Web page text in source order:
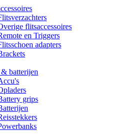
flitsaccessoires
en Triggers
adapters
batterijen
grips